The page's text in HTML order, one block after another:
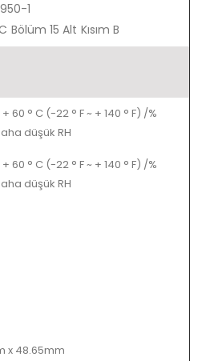
1
Bölüm 15 Alt Kısım B
60 ° C (-22 ° F ~ + 140 ° F) /%
düşük RH
60 ° C (-22 ° F ~ + 140 ° F) /%
düşük RH
x 48.65mm